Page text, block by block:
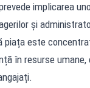
implicarea
și
piața este
în resurse umane,